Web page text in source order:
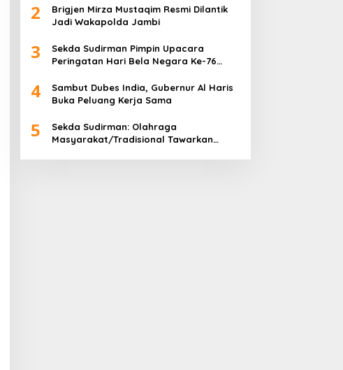
2
Brigjen Mirza Mustaqim Resmi Dilantik
Jadi Wakapolda Jambi
3
Sekda Sudirman Pimpin Upacara
Peringatan Hari Bela Negara Ke-76
4
Sambut Dubes India, Gubernur Al Haris
Buka Peluang Kerja Sama
5
Sekda Sudirman: Olahraga
Masyarakat/Tradisional Tawarkan